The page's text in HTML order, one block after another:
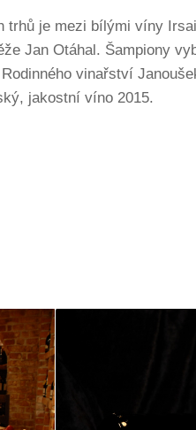
trhů je mezi bílými víny
Jan Otáhal. Šampiony
vinařství
jakostní víno 2015.